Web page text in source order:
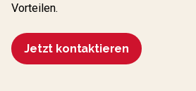
Vorteilen.
Jetzt kontaktieren